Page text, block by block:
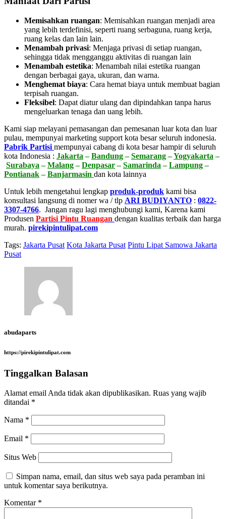
Memisahkan ruangan: Memisahkan ruangan menjadi area
yang lebih terdefinisi, seperti ruang serbaguna, ruang kerja,
ruang kelas dan lain lain.
Menambah privasi: Menjaga privasi di setiap ruangan,
sehingga tidak mengganggu aktivitas di ruangan lain
Menambah estetika: Menambah nilai estetika ruangan
dengan berbagai gaya, ukuran, dan warna.
Menghemat biaya: Cara hemat biaya untuk membuat bagian
terpisah ruangan.
Fleksibel: Dapat diatur ulang dan dipindahkan tanpa harus
mengeluarkan tenaga dan uang lebih.
Kami siap melayani pemasangan dan pemesanan luar kota dan luar
pulau, mempunyai marketing support kota besar seluruh indonesia.
Pabrik Partisi mempunyai cabang di kota besar hampir di seluruh
kota Indonesia : Jakarta –Bandung–Semarang–Yogyakarta –
Surabaya –Malang–Denpasar–Samarinda –Lampung–
Pontianak–Banjarmasin dan kota lainnya
Untuk lebih mengetahui lengkap produk-produk kami bisa
konsultasi langsung di nomer wa / tlp ARI BUDIYANTO : 0822-
3307-4766. Jangan ragu lagi menghubungi kami, Karena kami
Produsen Partisi Pintu Ruangan dengan kualitas terbaik dan harga
murah. pirekipintulipat.com
Tags: Jakarta Pusat Kota Jakarta Pusat Pintu Lipat Samowa Jakarta
Pusat
abudaparts
https://pirekipintulipat.com
Tinggalkan Balasan
Alamat email Anda tidak akan dipublikasikan. Ruas yang wajib
ditandai *
Nama *
Email *
Situs Web
Simpan nama, email, dan situs web saya pada peramban ini
untuk komentar saya berikutnya.
Komentar *